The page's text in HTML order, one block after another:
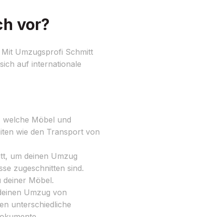
vor?
Umzugsprofi Schmitt
auf internationale
Möbel und
wie den Transport von
um deinen Umzug
zugeschnitten sind.
Möbel.
Umzug von
unterschiedliche